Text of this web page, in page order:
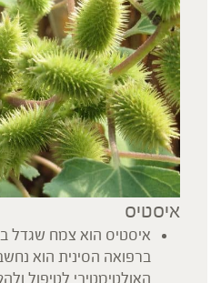
איסטיס
איסטיס הוא צמח שגדל
ברפואה הסינית הוא
האולטימטיבי לטיפול